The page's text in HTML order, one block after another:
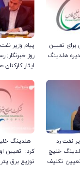
تعیین
هلدینگ
پیام وزیر
روز خبرنگار;
ایثار
نفت رد
خلیج
تکلیف
هلدینگ
کرد: تعیین
توزیع برق